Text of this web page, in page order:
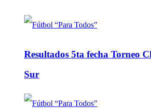
Resultados 5ta fecha Torneo
Sur